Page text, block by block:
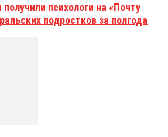
психологи на «Почту
подростков за полгода